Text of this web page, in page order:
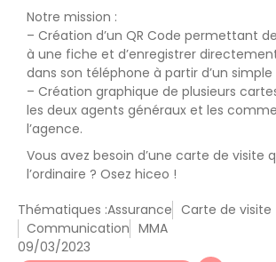
Notre mission :
– Création d’un QR Code permettant
à une fiche et d’enregistrer
dans son téléphone à partir d’un simple
– Création graphique de plusieurs
les deux agents généraux et les
l’agence.
Vous avez besoin d’une carte de visite
l’ordinaire ? Osez hiceo !
Thématiques :Assurance Carte de visite
Communication MMA
09/03/2023